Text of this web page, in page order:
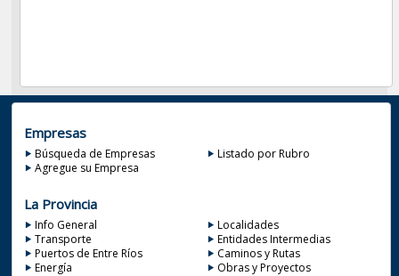
Empresas
Búsqueda de Empresas
Listado por Rubro
Agregue su Empresa
La Provincia
Info General
Localidades
Transporte
Entidades Intermedias
Puertos de Entre Ríos
Caminos y Rutas
Energía
Obras y Proyectos